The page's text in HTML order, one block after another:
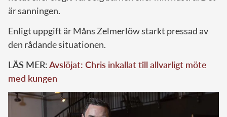
är sanningen.
Enligt uppgift är Måns Zelmerlöw starkt pressad av
den rådande situationen.
LÄS MER:Avslöjat: Chris inkallat till allvarligt möte
med kungen